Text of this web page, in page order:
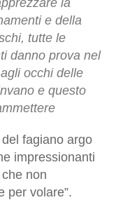
e della
tutte le
danno prova nel
occhi delle
e questo
fagiano argo
impressionanti
non
per volare”.